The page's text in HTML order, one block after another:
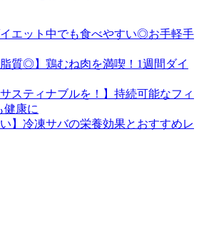
イエット中でも食べやすい◎お手軽手
脂質◎】鶏むね肉を満喫！1週間ダイ
スティナブルを！】持続可能なフィ
健康に
】冷凍サバの栄養効果とおすすめレ